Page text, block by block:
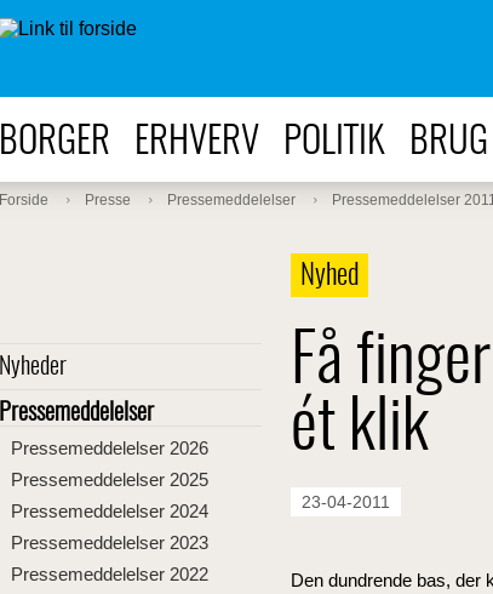
BORGER ERHVERV POLITIK
Forside Presse Pressemeddelelser Pressemeddelelser
Nyheder
Pressemeddelelser
Pressemeddelelser 2026
Pressemeddelelser 2025
Pressemeddelelser 2024
Pressemeddelelser 2023
Pressemeddelelser 2022
Nyhed
Få
ét klik
23-04-2011
Den dundrende bas, der